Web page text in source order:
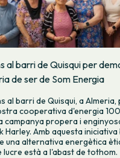
al barri de Quisqui per
de ser de Som Energia
al barri de Quisqui, a
cooperativa d'energia
campanya propera i
Harley. Amb aquesta iniciativa
una alternativa energètica
lucre està a l'abast de tothom.